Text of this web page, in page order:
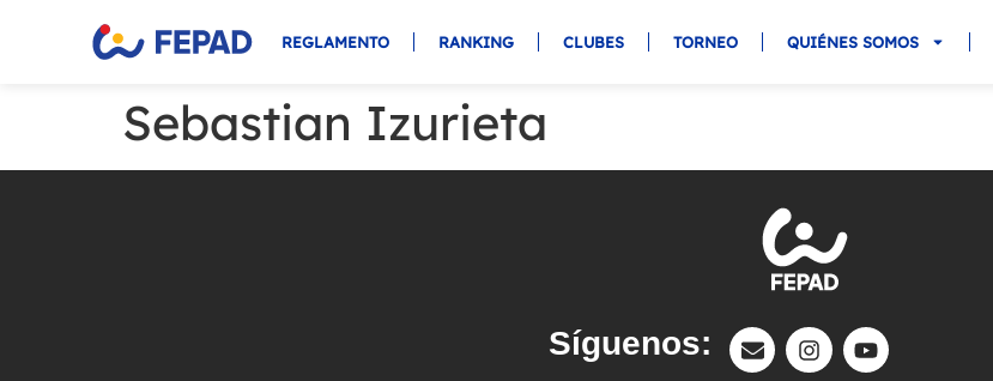
REGLAMENTO RANKING CLUBES TORNEO QUIÉNES SOMOS
Sebastian Izurieta
Síguenos: